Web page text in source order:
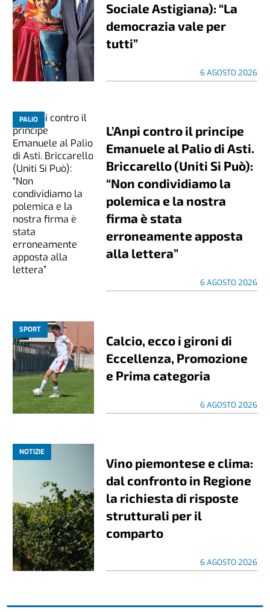
Sociale Astigiana): “La
democrazia vale per
tutti”
6 AGOSTO 2026
PALIO
L’Anpi contro il principe
Emanuele al Palio di Asti.
Briccarello (Uniti Si Può):
“Non condividiamo la
polemica e la nostra
firma è stata
erroneamente apposta
alla lettera”
6 AGOSTO 2026
SPORT
Calcio, ecco i gironi di
Eccellenza, Promozione
e Prima categoria
6 AGOSTO 2026
NOTIZIE
Vino piemontese e clima:
dal confronto in Regione
la richiesta di risposte
strutturali per il
comparto
6 AGOSTO 2026